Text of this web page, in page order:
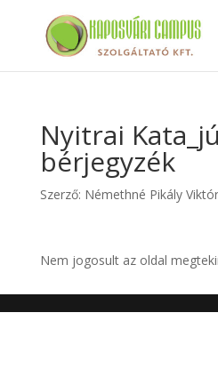
Nyitrai
bérjegyzék
Szerző: Némethné Pikály
Nem jogosult az oldal